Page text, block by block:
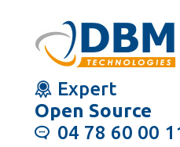
principal
Expert
Open Source
04 78 60 00